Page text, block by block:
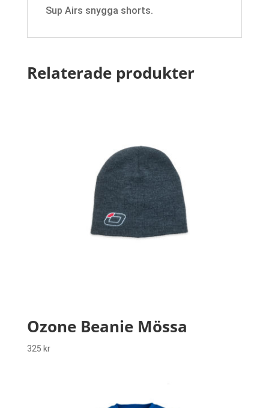
Sup Airs snygga shorts.
Relaterade produkter
Ozone Beanie Mössa
325 kr